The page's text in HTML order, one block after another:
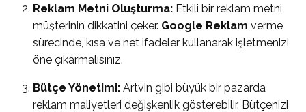
Reklam Metni Oluşturma: Etkili bir reklam metni,
müşterinin dikkatini çeker. Google Reklam verme
sürecinde, kısa ve net ifadeler kullanarak işletmenizi
öne çıkarmalısınız.
Bütçe Yönetimi: Artvin gibi büyük bir pazarda
reklam maliyetleri değişkenlik gösterebilir. Bütçenizi